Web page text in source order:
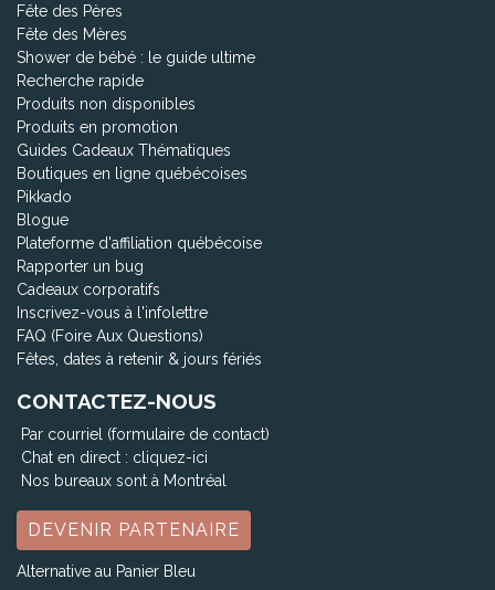
Fête des Pères
Fête des Mères
Shower de bébé : le guide ultime
Recherche rapide
Produits non disponibles
Produits en promotion
Guides Cadeaux Thématiques
Boutiques en ligne québécoises
Pikkado
Blogue
Plateforme d'affiliation québécoise
Rapporter un bug
Cadeaux corporatifs
Inscrivez-vous à l'infolettre
FAQ (Foire Aux Questions)
Fêtes, dates à retenir & jours fériés
CONTACTEZ-NOUS
Par courriel (formulaire de contact)
Chat en direct : cliquez-ici
Nos bureaux sont à Montréal
DEVENIR PARTENAIRE
Alternative au Panier Bleu